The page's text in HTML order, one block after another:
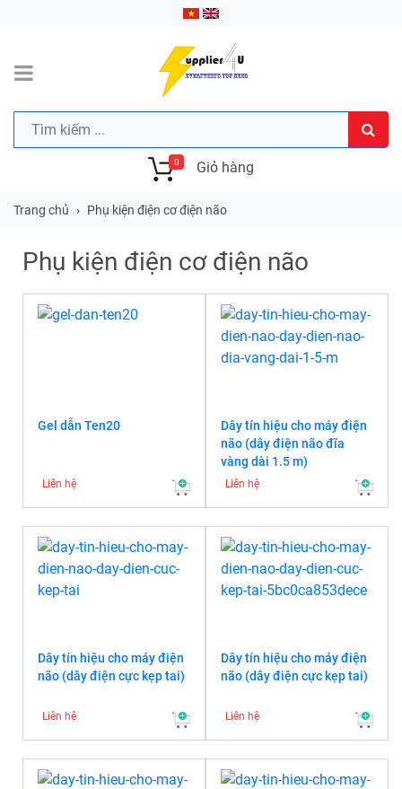
0 Giỏ hàng
Trang chủ Phụ kiện điện cơ điện não
Phụ kiện điện cơ điện não
Gel dẫn Ten20
Liên hệ
Dây tín hiệu cho máy điện
não (dây điện não đĩa
vàng dài 1.5 m)
Liên hệ
Dây tín hiệu cho máy điện
não (dây điện cực kẹp tai)
Liên hệ
Dây tín hiệu cho máy điện
não (dây điện cực kẹp tai)
Liên hệ